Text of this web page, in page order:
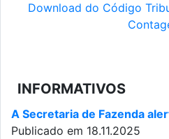
Download do Código
INFORMATIVOS
A Secretaria de Fazenda
Publicado em 18.11.2025